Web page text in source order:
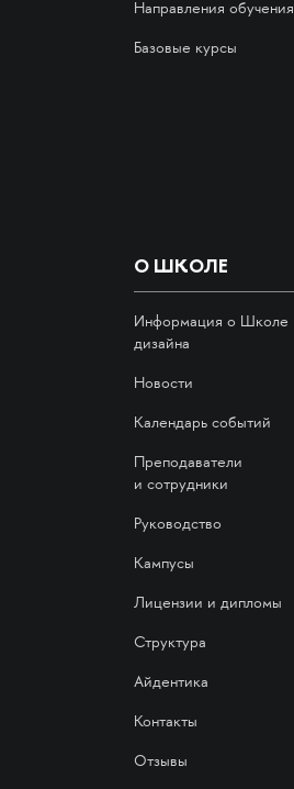
Направления обучения
Базовые курсы
О ШКОЛЕ
Информация о Школе
дизайна
Новости
Календарь событий
Преподаватели
и сотрудники
Руководство
Кампусы
Лицензии и дипломы
Структура
Айдентика
Контакты
Отзывы